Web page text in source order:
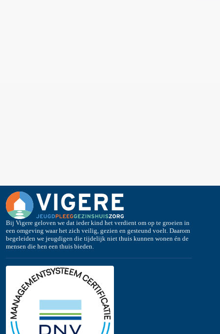
Bij Vigere geloven we dat ieder kind het verdient om op te groeien in
een omgeving waar het zich veilig, gezien en gesteund voelt. Daarom
begeleiden we jeugdigen die tijdelijk niet thuis kunnen wonen én de
mensen die hen een thuis bieden.